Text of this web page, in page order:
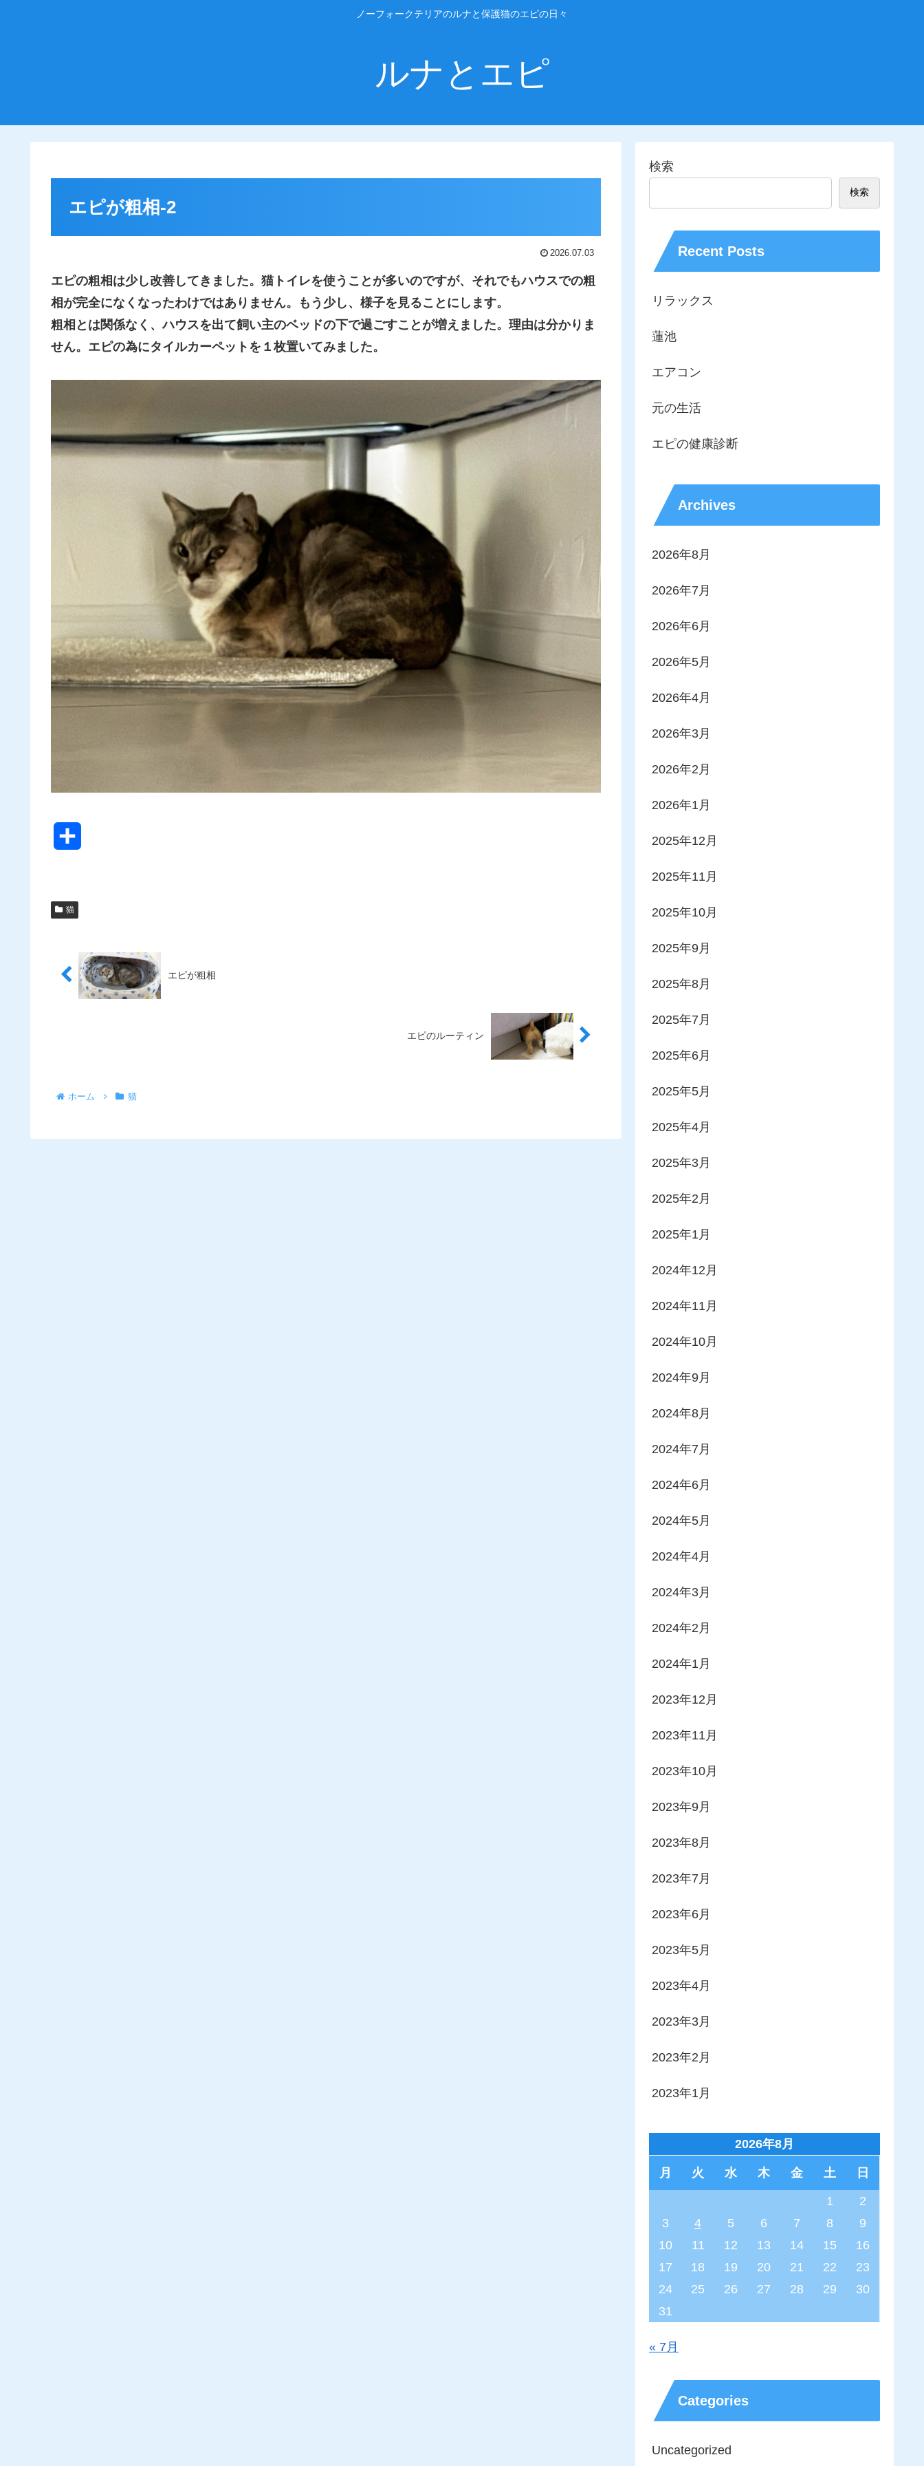
ノーフォークテリアのルナと保護猫のエピの日々
ルナとエピ
エピが粗相-2
2026.07.03
エピの粗相は少し改善してきました。猫トイレを使うことが多いのですが、それでもハウスでの粗
相が完全になくなったわけではありません。もう少し、様子を見ることにします。
粗相とは関係なく、ハウスを出て飼い主のベッドの下で過ごすことが増えました。理由は分かりま
せん。エピの為にタイルカーペットを１枚置いてみました。
猫
エピが粗相
エピのルーティン
ホーム 猫
検索
検索
Recent Posts
リラックス
蓮池
エアコン
元の生活
エピの健康診断
Archives
2026年8月
2026年7月
2026年6月
2026年5月
2026年4月
2026年3月
2026年2月
2026年1月
2025年12月
2025年11月
2025年10月
2025年9月
2025年8月
2025年7月
2025年6月
2025年5月
2025年4月
2025年3月
2025年2月
2025年1月
2024年12月
2024年11月
2024年10月
2024年9月
2024年8月
2024年7月
2024年6月
2024年5月
2024年4月
2024年3月
2024年2月
2024年1月
2023年12月
2023年11月
2023年10月
2023年9月
2023年8月
2023年7月
2023年6月
2023年5月
2023年4月
2023年3月
2023年2月
2023年1月
2026年8月
月 火 水 木 金 土 日
1
2
3
4 5 6 7 8
9
10
11 12 13 14 15
16
17
18 19 20 21 22
23
24
25 26 27 28 29
30
31
« 7月
Categories
Uncategorized